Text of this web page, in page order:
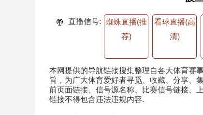
直播信号:
蜘蛛直播(推
荐)
看球直播(高
清)
本网提供的导航链接搜集整理自各大体育赛
旨，为广大体育爱好者寻觅、收藏、分享、
前页面链接、信号源名称、比赛信号链接、
链接不得包含违法违规内容.